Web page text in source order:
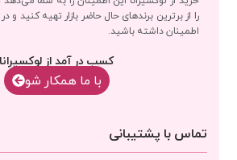
را از برترین برندهای حال حاضر بازار تهیه کنید و
اطمینان داشته باشید.
کسب در آمد از لوکسیرانا
با‌‌ ما همکار شو
تماس با پشتیبانی